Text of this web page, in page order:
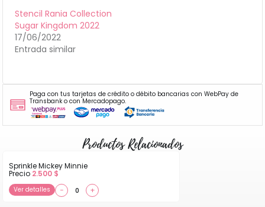
Stencil Rania Collection
Sugar Kingdom 2022
17/06/2022
Entrada similar
Paga con tus tarjetas de crédito o débito bancarias con WebPay de
Transbank o con Mercadopago.
Productos Relacionados
Sprinkle Mickey Minnie
Precio 2.500 $
Ver detalles − +